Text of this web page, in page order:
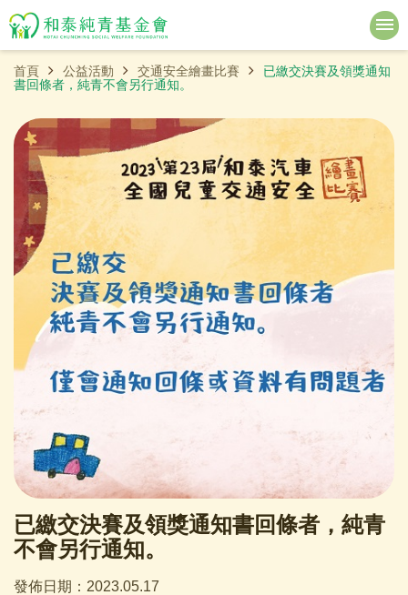
首頁 公益活動 交通安全繪畫比賽
已繳交決賽及領獎通知
書回條者，純青不會另行通知。
已繳交決賽及領獎通知書回條者，純青
不會另行通知。
發佈日期：2023.05.17